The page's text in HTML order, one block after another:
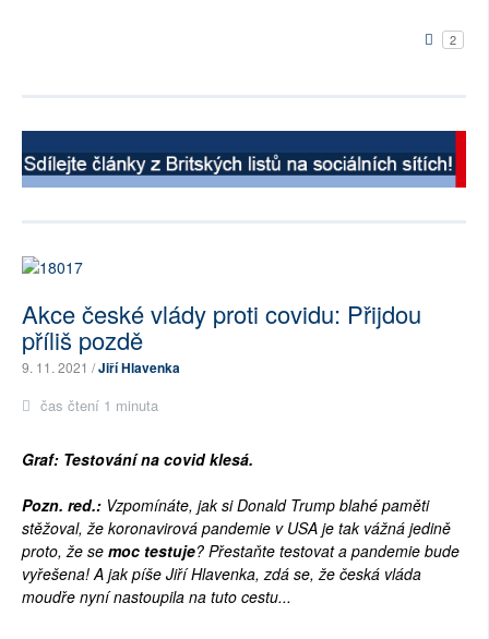
2
Akce české vlády proti covidu: Přijdou
příliš pozdě
9. 11. 2021 /Jiří Hlavenka
čas čtení 1 minuta
Graf: Testování na covid klesá.
Pozn. red.: Vzpomínáte, jak si Donald Trump blahé paměti
stěžoval, že koronavirová pandemie v USA je tak vážná jedině
proto, že se moc testuje? Přestaňte testovat a pandemie bude
vyřešena! A jak píše Jiří Hlavenka, zdá se, že česká vláda
moudře nyní nastoupila na tuto cestu...